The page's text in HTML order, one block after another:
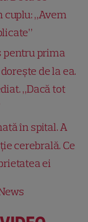
„Avem
pentru prima
de la ea.
„Dacă tot
în spital. A
cerebrală. Ce
ei